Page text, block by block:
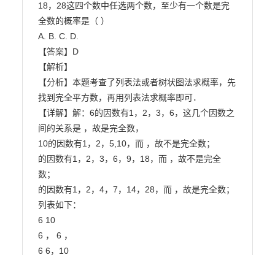
18，28这四个数中任选两个数，至少有一个数是完
全数的概率是（ ）
A. B. C. D.
【答案】D
【解析】
【分析】本题考查了列表法或者树状图法求概率，先
找到完全平方数，再用列表法求概率即可．
【详解】解：6的因数有1，2，3，6，这几个因数之
间的关系是 ，故是完全数，
10的因数有1，2，5,10，而 ，故不是完全数；
的因数有1，2，3，6，9，18，而 ，故不是完全
数；
的因数有1，2，4，7，14，28，而 ，故是完全数；
列表如下：
6 10
6 ， 6 ，
6 6，10